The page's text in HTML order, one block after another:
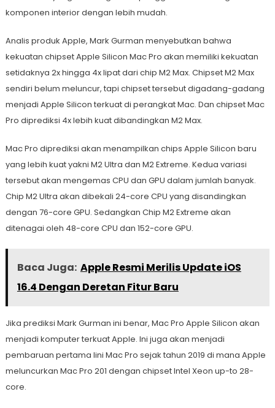
komponen interior dengan lebih mudah.
Analis produk Apple, Mark Gurman menyebutkan bahwa
kekuatan chipset Apple Silicon Mac Pro akan memiliki kekuatan
setidaknya 2x hingga 4x lipat dari chip M2 Max. Chipset M2 Max
sendiri belum meluncur, tapi chipset tersebut digadang-gadang
menjadi Apple Silicon terkuat di perangkat Mac. Dan chipset Mac
Pro diprediksi 4x lebih kuat dibandingkan M2 Max.
Mac Pro diprediksi akan menampilkan chips Apple Silicon baru
yang lebih kuat yakni M2 Ultra dan M2 Extreme. Kedua variasi
tersebut akan mengemas CPU dan GPU dalam jumlah banyak.
Chip M2 Ultra akan dibekali 24-core CPU yang disandingkan
dengan 76-core GPU. Sedangkan Chip M2 Extreme akan
ditenagai oleh 48-core CPU dan 152-core GPU.
Baca Juga: Apple Resmi Merilis Update iOS
16.4 Dengan Deretan Fitur Baru
Jika prediksi Mark Gurman ini benar, Mac Pro Apple Silicon akan
menjadi komputer terkuat Apple. Ini juga akan menjadi
pembaruan pertama lini Mac Pro sejak tahun 2019 di mana Apple
meluncurkan Mac Pro 201 dengan chipset Intel Xeon up-to 28-
core.